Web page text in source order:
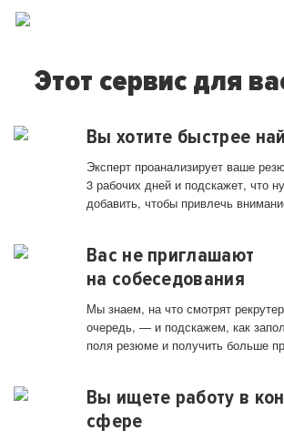
Этот сервис для
Вы хотите быстрее
Эксперт проанализирует ваше
3 рабочих дней и подскажет, что
добавить, чтобы привлечь
Вас не приглашают
на собеседования
Мы знаем, на что смотрят
очередь, — и подскажем, как
поля резюме и получить больше
Вы ищете работу в
сфере